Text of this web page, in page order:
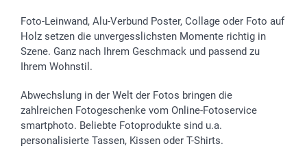
Foto-Leinwand, Alu-Verbund Poster, Collage oder Foto auf
Holz setzen die unvergesslichsten Momente richtig in
Szene. Ganz nach Ihrem Geschmack und passend zu
Ihrem Wohnstil.
Abwechslung in der Welt der Fotos bringen die
zahlreichen Fotogeschenke vom Online-Fotoservice
smartphoto. Beliebte Fotoprodukte sind u.a.
personalisierte Tassen, Kissen oder T-Shirts.